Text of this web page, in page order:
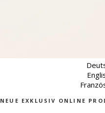
NEUE EXKLUSIV ONLINE